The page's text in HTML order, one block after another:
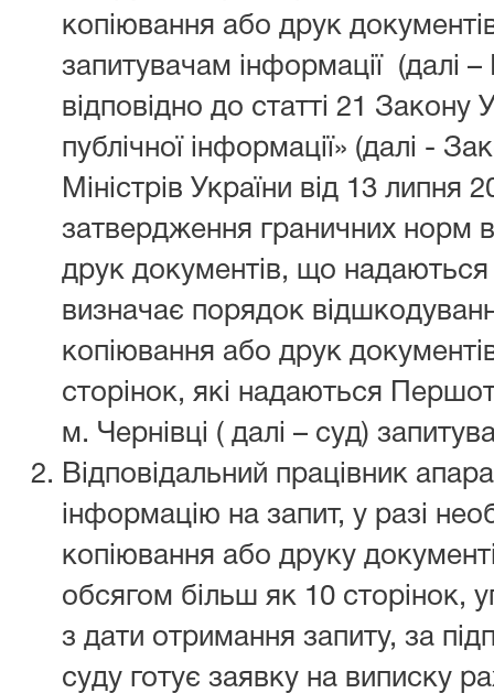
копіювання або друк
запитувачам інформації (далі
відповідно до статті 21 Закону
публічної інформації» (далі -
Міністрів України від 13
затвердження граничних норм
друк документів, що
визначає порядок
копіювання або друк
сторінок, які надаються
м. Чернівці ( далі – суд)
Відповідальний працівник
інформацію на запит, у разі
копіювання або друку
обсягом більш як 10 сторінок,
з дати отримання запиту, за
суду готує заявку на виписку